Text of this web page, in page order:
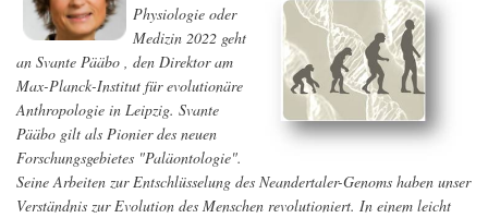
Physiologie oder
Medizin 2022 geht
an Svante Pääbo , den Direktor am
Max-Planck-Institut für evolutionäre
Anthropologie in Leipzig. Svante
Pääbo gilt als Pionier des neuen
Forschungsgebietes "Paläontologie".
Seine Arbeiten zur Entschlüsselung des Neandertaler-Genoms haben unser
Verständnis zur Evolution des Menschen revolutioniert. In einem leicht